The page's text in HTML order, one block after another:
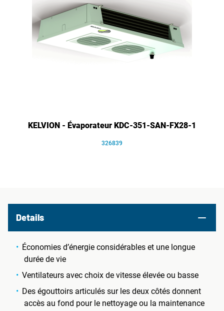
KELVION - Évaporateur KDC-351-SAN-FX28-1
326839
Details
Économies d’énergie considérables et une longue
durée de vie
Ventilateurs avec choix de vitesse élevée ou basse
Des égouttoirs articulés sur les deux côtés donnent
accès au fond pour le nettoyage ou la maintenance